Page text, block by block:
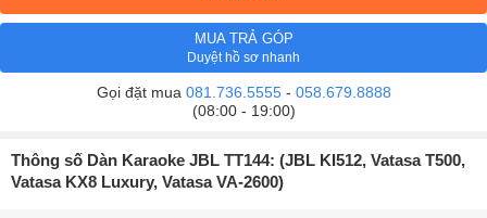
MUA TRẢ GÓP
Duyệt hồ sơ nhanh
Gọi đặt mua 081.736.5555- 058.679.8888
(08:00 - 19:00)
Thông số Dàn Karaoke JBL TT144: (JBL KI512, Vatasa T500,
Vatasa KX8 Luxury, Vatasa VA-2600)